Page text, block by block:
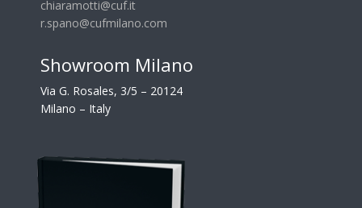
chiaramotti@cuf.it
r.spano@cufmilano.com
Showroom Milano
Via G. Rosales, 3/5 – 20124
Milano – Italy